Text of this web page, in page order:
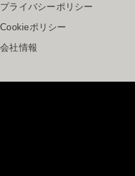
プライバシーポリシー
Cookieポリシー
会社情報